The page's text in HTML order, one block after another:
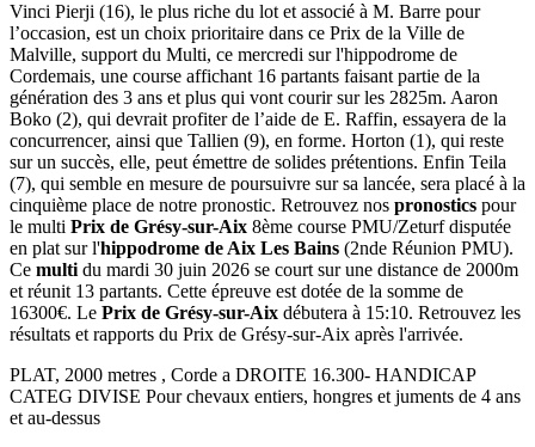
Vinci Pierji (16), le plus riche du lot et associé à M. Barre pour
l’occasion, est un choix prioritaire dans ce Prix de la Ville de
Malville, support du Multi, ce mercredi sur l'hippodrome de
Cordemais, une course affichant 16 partants faisant partie de la
génération des 3 ans et plus qui vont courir sur les 2825m. Aaron
Boko (2), qui devrait profiter de l’aide de E. Raffin, essayera de la
concurrencer, ainsi que Tallien (9), en forme. Horton (1), qui reste
sur un succès, elle, peut émettre de solides prétentions. Enfin Teila
(7), qui semble en mesure de poursuivre sur sa lancée, sera placé à la
cinquième place de notre pronostic. Retrouvez nos pronostics pour
le multi Prix de Grésy-sur-Aix 8ème course PMU/Zeturf disputée
en plat sur l'hippodrome de Aix Les Bains (2nde Réunion PMU).
Ce multi du mardi 30 juin 2026 se court sur une distance de 2000m
et réunit 13 partants. Cette épreuve est dotée de la somme de
16300€. Le Prix de Grésy-sur-Aix débutera à 15:10. Retrouvez les
résultats et rapports du Prix de Grésy-sur-Aix après l'arrivée.
PLAT, 2000 metres , Corde a DROITE 16.300- HANDICAP
CATEG DIVISE Pour chevaux entiers, hongres et juments de 4 ans
et au-dessus